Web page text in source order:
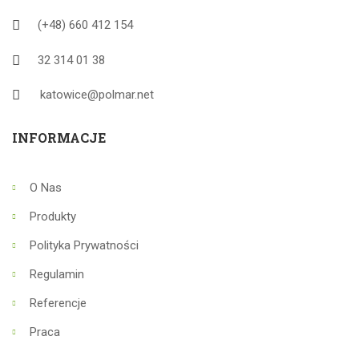
(+48) 660 412 154
32 314 01 38
katowice@polmar.net
INFORMACJE
O Nas
Produkty
Polityka Prywatności
Regulamin
Referencje
Praca